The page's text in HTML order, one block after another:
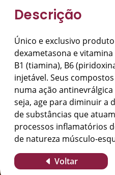
Descrição
Único e exclusivo
dexametasona e
B1 (tiamina), B6
injetável. Seus
numa ação
seja, age para diminuir a
de substâncias que
processos inflamatórios
de natureza músculo-
Voltar